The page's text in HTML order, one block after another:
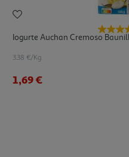
Iogurte Auchan Cremoso
3.38 €/Kg
1,69 €